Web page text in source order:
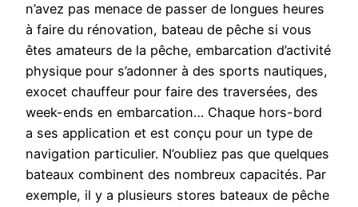
n’avez pas menace de passer de longues heures
à faire du rénovation, bateau de pêche si vous
êtes amateurs de la pêche, embarcation d’activité
physique pour s’adonner à des sports nautiques,
exocet chauffeur pour faire des traversées, des
week-ends en embarcation… Chaque hors-bord
a ses application et est conçu pour un type de
navigation particulier. N’oubliez pas que quelques
bateaux combinent des nombreux capacités. Par
exemple, il y a plusieurs stores bateaux de pêche